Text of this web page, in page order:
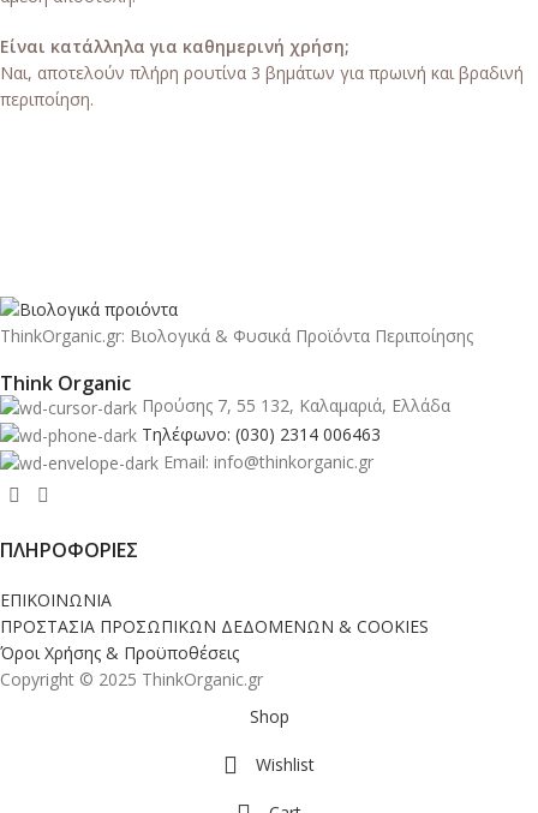
Είναι κατάλληλα για καθημερινή χρήση;
Ναι, αποτελούν πλήρη ρουτίνα 3 βημάτων για πρωινή και βραδινή
περιποίηση.
ThinkOrganic.gr: Βιολογικά & Φυσικά Προϊόντα Περιποίησης
Think Organic
Προύσης 7, 55 132, Καλαμαριά, Ελλάδα
Τηλέφωνο: (030) 2314 006463
Email: info@thinkorganic.gr
ΠΛΗΡΟΦΟΡΙΕΣ
ΕΠΙΚΟΙΝΩΝΙΑ
ΠΡΟΣΤΑΣΙΑ ΠΡΟΣΩΠΙΚΩΝ ΔΕΔΟΜΕΝΩΝ & COOKIES
Όροι Χρήσης & Προϋποθέσεις
Copyright © 2025 ThinkOrganic.gr
Shop
Wishlist